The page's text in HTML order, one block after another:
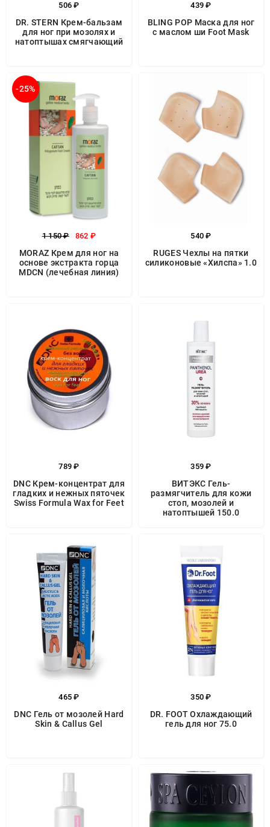
506 ₽
DR. STERN Крем-бальзам
для ног при мозолях и
натоптышах смягчающий
439 ₽
BLING POP Маска для ног
с маслом ши Foot Mask
-25%
1 150 ₽ 862 ₽
MORAZ Крем для ног на
основе экстракта горца
MDCN (лечебная линия)
540 ₽
RUGES Чехлы на пятки
силиконовые «Хилспа» 1.0
789 ₽
DNC Крем-концентрат для
гладких и нежных пяточек
Swiss Formula Wax for Feet
359 ₽
ВИТЭКС Гель-
размягчитель для кожи
стоп, мозолей и
натоптышей 150.0
465 ₽
DNC Гель от мозолей Hard
Skin & Callus Gel
350 ₽
DR. FOOT Охлаждающий
гель для ног 75.0